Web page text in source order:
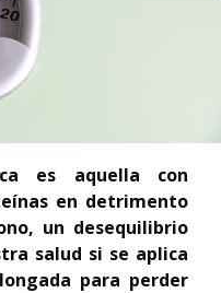
es aquella con
en detrimento
un desequilibrio
salud si se aplica
para perder